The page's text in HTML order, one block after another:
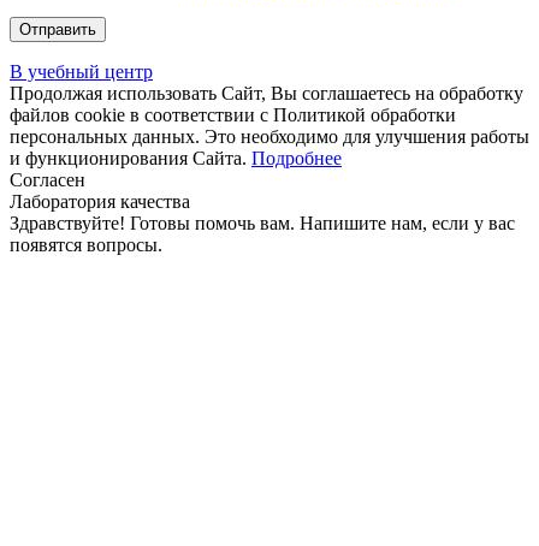
В учебный центр
Продолжая использовать Сайт, Вы соглашаетесь на обработку
файлов cookie в соответствии с Политикой обработки
персональных данных. Это необходимо для улучшения работы
и функционирования Сайта. Подробнее
Согласен
Лаборатория качества
Здравствуйте! Готовы помочь вам. Напишите нам, если у вас
появятся вопросы.